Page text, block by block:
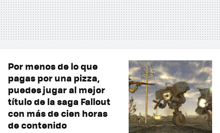
Por menos de lo que
pagas por una pizza,
puedes jugar al mejor
título de la saga Fallout
con más de cien horas
de contenido